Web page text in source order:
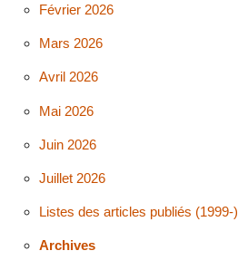
Février 2026
Mars 2026
Avril 2026
Mai 2026
Juin 2026
Juillet 2026
Listes des articles publiés (1999-)
Archives